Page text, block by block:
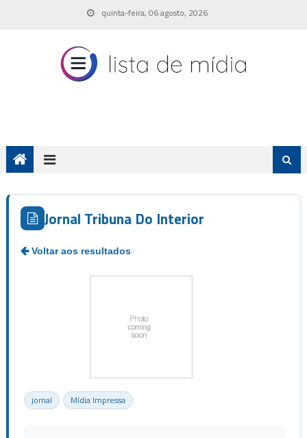
quinta-feira, 06 agosto, 2026
Jornal Tribuna Do Interior
jornal Mídia Impressa